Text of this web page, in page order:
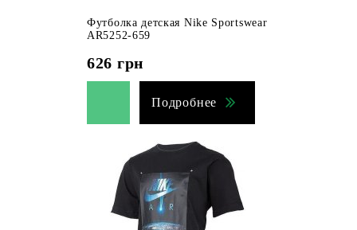
Футболка детская Nike Sportswear
AR5252-659
626 грн
Подробнее